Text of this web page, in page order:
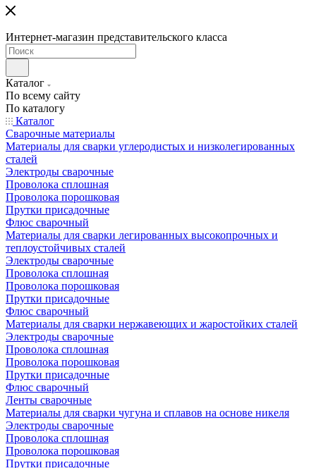
Интернет-магазин представительского класса
Каталог
По всему сайту
По каталогу
Каталог
Сварочные материалы
Материалы для сварки углеродистых и низколегированных
сталей
Электроды сварочные
Проволока сплошная
Проволока порошковая
Прутки присадочные
Флюс сварочный
Материалы для сварки легированных высокопрочных и
теплоустойчивых сталей
Электроды сварочные
Проволока сплошная
Проволока порошковая
Прутки присадочные
Флюс сварочный
Материалы для сварки нержавеющих и жаростойких сталей
Электроды сварочные
Проволока сплошная
Проволока порошковая
Прутки присадочные
Флюс сварочный
Ленты сварочные
Материалы для сварки чугуна и сплавов на основе никеля
Электроды сварочные
Проволока сплошная
Проволока порошковая
Прутки присадочные